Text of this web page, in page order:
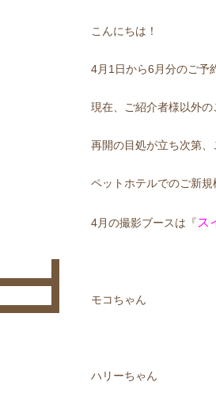
こんにちは！
4月1日から6月分のご予
現在、ご紹介者様以外
再開の目処が立ち次第
ペットホテルでのご新
4月の撮影ブースは『ス
モコちゃん コ
ハリーちゃん